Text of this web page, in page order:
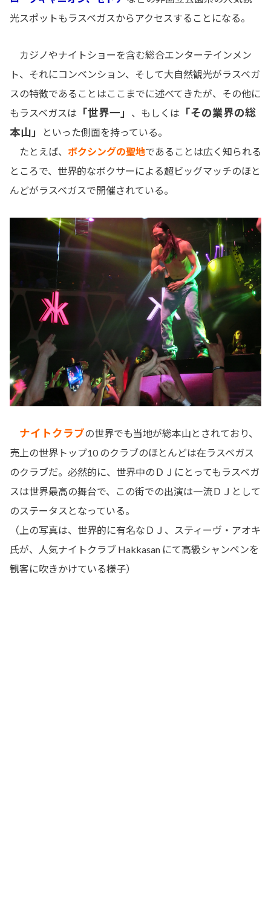
光スポットもラスベガスからアクセスすることになる。
カジノやナイトショーを含む総合エンターテインメン
ト、それにコンベンション、そして大自然観光がラスベガ
スの特徴であることはここまでに述べてきたが、その他に
もラスベガスは
「世界一」 、もしくは
「その業界の総
本山」
といった側面を持っている。
たとえば、 ボクシングの聖地であることは広く知られる
ところで、世界的なボクサーによる超ビッグマッチのほと
んどがラスベガスで開催されている。
ナイトクラブの世界でも当地が総本山とされており、
売上の世界トップ10 のクラブのほとんどは在ラスベガス
のクラブだ。必然的に、世界中のＤＪにとってもラスベガ
スは世界最高の舞台で、この街での出演は一流ＤＪとして
のステータスとなっている。
（上の写真は、世界的に有名なＤＪ、スティーヴ・アオキ
氏が、人気ナイトクラブ Hakkasan にて高級シャンペンを
観客に吹きかけている様子）